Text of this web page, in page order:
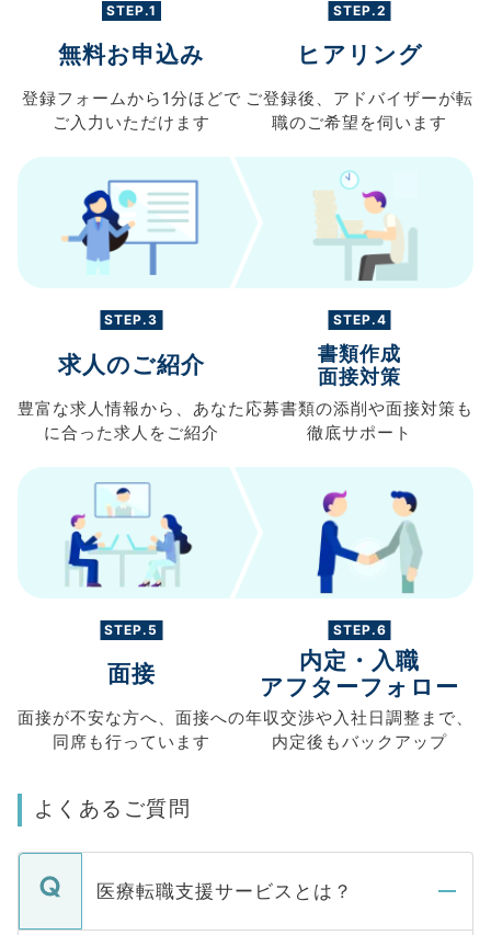
STEP.1
無料お申込み
登録フォームから 1分ほどで
ご入力 いただけます
STEP.2
ヒアリング
ご登録後、 アドバイザーが転
職のご希望を伺います
STEP.3
求人のご紹介
豊富な求人情報から、 あなた
に合った求人を ご紹介
STEP.4
書類作成
面接対策
応募書類の添削や面接対策も
徹底サポート
STEP.5
面接
面接が不安な方へ、 面接への
同席も行っています
STEP.6
内定・入職
アフターフォロー
年収交渉や入社日調整まで、
内定後もバックアップ
よくあるご質問
医療転職支援サービスとは？